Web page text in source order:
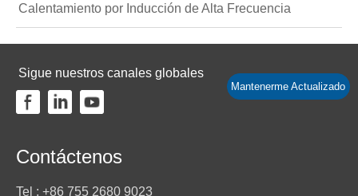
Calentamiento por Inducción de Alta Frecuencia
Sigue nuestros canales globales
Mantenerme Actualizado
Contáctenos
Tel : +86 755 2680 9023